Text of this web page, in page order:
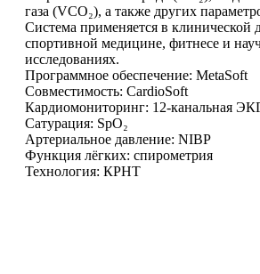
газа (VCO₂), а также других
Система применяется в клинической
спортивной медицине, фитнесе и
исследованиях.
Программное обеспечение: MetaSoft
Совместимость: CardioSoft
Кардиомониторинг: 12-канальная
Сатурация: SpO₂
Артериальное давление: NIBP
Функция лёгких: спирометрия
Технология: КРНТ